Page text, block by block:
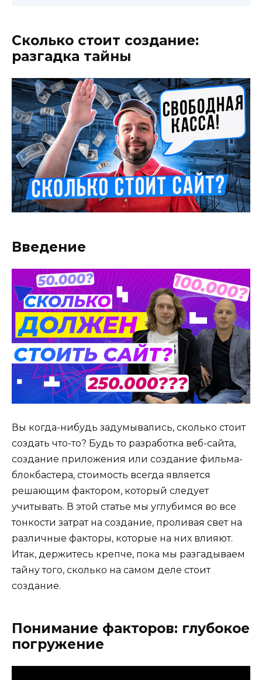
Сколько стоит создание:
разгадка тайны
Введение
Вы когда-нибудь задумывались, сколько стоит
создать что-то? Будь то разработка веб-сайта,
создание приложения или создание фильма-
блокбастера, стоимость всегда является
решающим фактором, который следует
учитывать. В этой статье мы углубимся во все
тонкости затрат на создание, проливая свет на
различные факторы, которые на них влияют.
Итак, держитесь крепче, пока мы разгадываем
тайну того, сколько на самом деле стоит
создание.
Понимание факторов: глубокое
погружение